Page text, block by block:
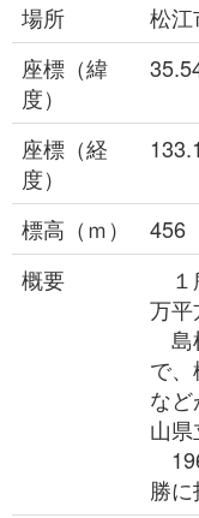
場所
松
座標（緯
度）
座標（経
度）
標高（ｍ）
456
概要
１
万平
島
で
な
山県
勝に